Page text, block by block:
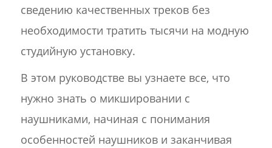
сведению качественных треков без
необходимости тратить тысячи на модную
студийную установку.
В этом руководстве вы узнаете все, что
нужно знать о микшировании с
наушниками, начиная с понимания
особенностей наушников и заканчивая